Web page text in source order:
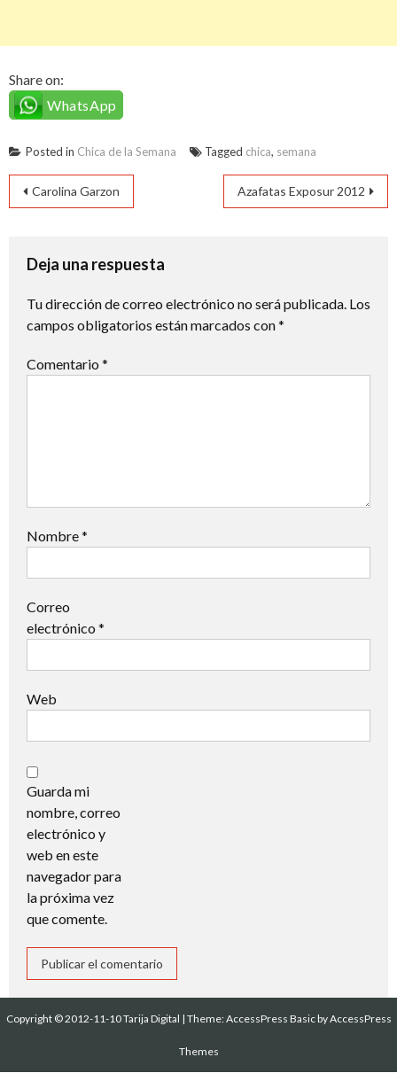
Share on:
WhatsApp
Posted in Chica de la Semana Tagged chica, semana
Navegación
entradas
Carolina Garzon Azafatas Exposur 2012
Deja una respuesta
Tu dirección de correo electrónico no será publicada. Los
campos obligatorios están marcados con*
Comentario *
Nombre*
Correo
electrónico *
Web
Guarda mi
nombre, correo
electrónico y
web en este
navegador para
la próxima vez
que comente.
Copyright © 2012-11-10 Tarija Digital | Theme:AccessPress Basicby AccessPress
Themes